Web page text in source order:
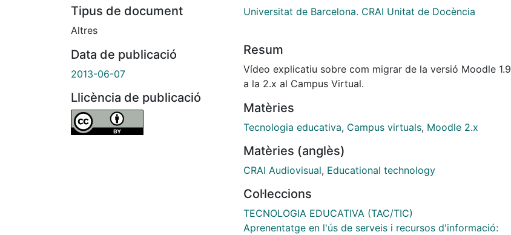
Tipus de document
Altres
Data de publicació
2013-06-07
Llicència de publicació
Universitat de Barcelona. CRAI Unitat de Docència
Resum
Vídeo explicatiu sobre com migrar de la versió Moodle 1.9
a la 2.x al Campus Virtual.
Matèries
Tecnologia educativa, Campus virtuals, Moodle 2.x
Matèries (anglès)
CRAI Audiovisual, Educational technology
Col·leccions
TECNOLOGIA EDUCATIVA (TAC/TIC)
Aprenentatge en l'ús de serveis i recursos d'informació: